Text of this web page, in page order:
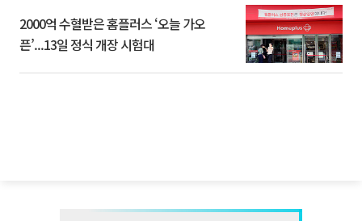
2000억 수혈받은 홈플러스 ‘오늘 가오
픈’...13일 정식 개장 시험대